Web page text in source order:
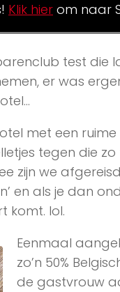
Klik hier om naar
test die
er was
met een
tegen die
zijn we
en als je dan
komt. lol.
Eenmaal
zo’n 50%
de gastvrouw